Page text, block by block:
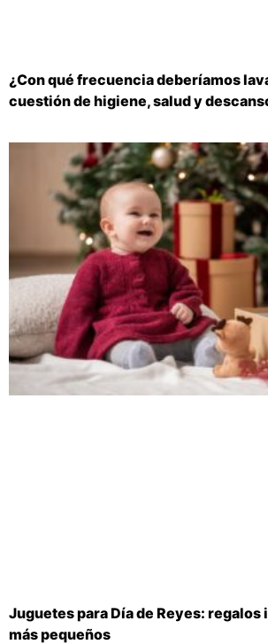
¿Con qué frecuencia deberíamos
cuestión de higiene, salud y
Juguetes para Día de Reyes: regalos
más pequeños